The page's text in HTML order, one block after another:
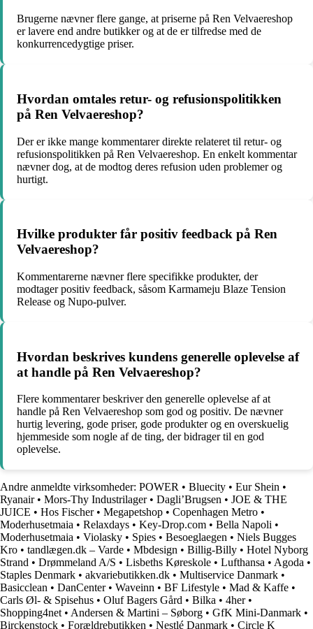
Brugerne nævner flere gange, at priserne på Ren Velvaereshop
er lavere end andre butikker og at de er tilfredse med de
konkurrencedygtige priser.
Hvordan omtales retur- og refusionspolitikken
på Ren Velvaereshop?
Der er ikke mange kommentarer direkte relateret til retur- og
refusionspolitikken på Ren Velvaereshop. En enkelt kommentar
nævner dog, at de modtog deres refusion uden problemer og
hurtigt.
Hvilke produkter får positiv feedback på Ren
Velvaereshop?
Kommentarerne nævner flere specifikke produkter, der
modtager positiv feedback, såsom Karmameju Blaze Tension
Release og Nupo-pulver.
Hvordan beskrives kundens generelle oplevelse af
at handle på Ren Velvaereshop?
Flere kommentarer beskriver den generelle oplevelse af at
handle på Ren Velvaereshop som god og positiv. De nævner
hurtig levering, gode priser, gode produkter og en overskuelig
hjemmeside som nogle af de ting, der bidrager til en god
oplevelse.
Andre anmeldte virksomheder: POWER • Bluecity • Eur Shein •
Ryanair• Mors-Thy Industrilager• Dagli’Brugsen • JOE & THE
JUICE • Hos Fischer• Megapetshop • Copenhagen Metro •
Moderhusetmaia • Relaxdays • Key-Drop.com • Bella Napoli •
Moderhusetmaia • Violasky • Spies • Besoeglaegen • Niels Bugges
Kro • tandlægen.dk – Varde • Mbdesign • Billig-Billy • Hotel Nyborg
Strand • Drømmeland A/S • Lisbeths Køreskole • Lufthansa • Agoda •
Staples Denmark • akvariebutikken.dk • Multiservice Danmark •
Basicclean • DanCenter• Waveinn • BF Lifestyle • Mad & Kaffe •
Carls Øl- & Spisehus • Oluf Bagers Gård • Bilka • 4her•
Shopping4net• Andersen & Martini – Søborg • GfK Mini-Danmark •
Birckenstock • Forældrebutikken • Nestlé Danmark • Circle K